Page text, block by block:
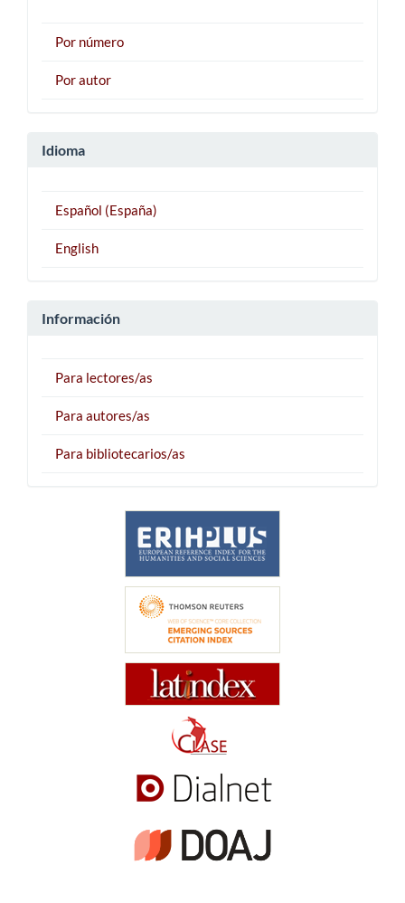
Por número
Por autor
Idioma
Español (España)
English
Información
Para lectores/as
Para autores/as
Para bibliotecarios/as